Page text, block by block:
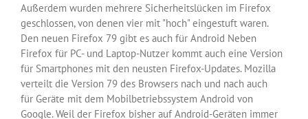
Außerdem wurden mehrere Sicherheitslücken im Firefox
geschlossen, von denen vier mit "hoch" eingestuft waren.
Den neuen Firefox 79 gibt es auch für Android Neben
Firefox für PC- und Laptop-Nutzer kommt auch eine Version
für Smartphones mit den neusten Firefox-Updates. Mozilla
verteilt die Version 79 des Browsers nach und nach auch
für Geräte mit dem Mobilbetriebssystem Android von
Google. Weil der Firefox bisher auf Android-Geräten immer